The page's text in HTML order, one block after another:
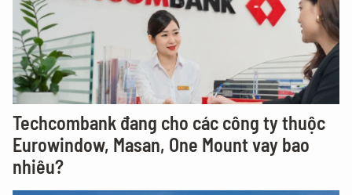
Techcombank đang cho các công ty thuộc
Eurowindow, Masan, One Mount vay bao
nhiêu?